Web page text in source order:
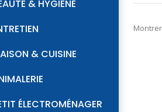
& HYGIÈNE
& CUISINE
ÉLECTROMÉNAGER